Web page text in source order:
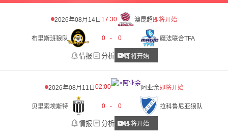
2026年08月14日 17:30 澳昆超即将开始
布里斯班狼队 0 - 0 魔法联合TFA
情报 分析 即将开始
2026年08月11日 02:00 阿业余即将开始
贝里索埃斯特 0 - 0 拉科鲁尼亚狼队
情报 分析 即将开始